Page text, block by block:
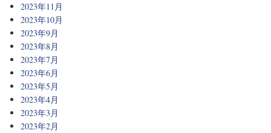
2023年11月
2023年10月
2023年9月
2023年8月
2023年7月
2023年6月
2023年5月
2023年4月
2023年3月
2023年2月